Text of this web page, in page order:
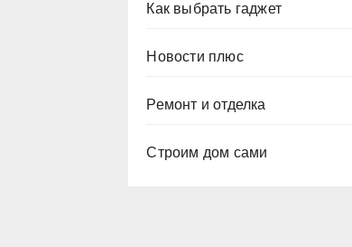
Как выбрать гаджет
Новости плюс
Ремонт и отделка
Строим дом сами